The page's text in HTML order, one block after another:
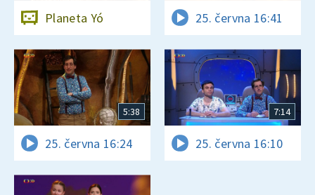
Planeta Yó 25. června 16:41
5:38
25. června 16:24
7:14
25. června 16:10